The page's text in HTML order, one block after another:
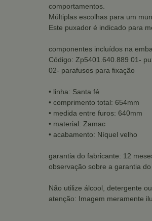
comportamentos.
Múltiplas escolhas para um
Este puxador é indicado para
componentes incluídos na
Código: Zp5401.640.889 01-
02- parafusos para fixação
• linha: Santa fé
• comprimento total: 654mm
• medida entre furos: 640mm
• material: Zamac
• acabamento: Níquel velho
garantia do fabricante: 12
observação sobre a garantia
Não utilize álcool, detergente
atenção: Imagem meramente